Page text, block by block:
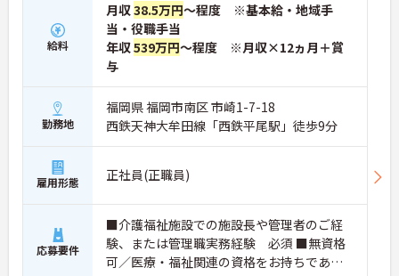
給料
月収38.5万円～程度 ※基本給・地域手
当・役職手当
年収539万円～程度 ※月収×12ヵ月＋賞
与
勤務地
福岡県 福岡市南区 市崎1-7-18
西鉄天神大牟田線「西鉄平尾駅」徒歩9分
雇用形態 正社員(正職員)
応募要件
■介護福祉施設での施設長や管理者のご経
験、または管理職実務経験 必須 ■無資格
可／医療・福祉関連の資格をお持ちであれ